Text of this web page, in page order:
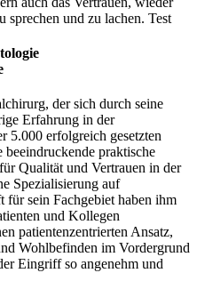
sprechen und zu lachen. Test
der sich durch seine
Erfahrung in der
5.000 erfolgreich gesetzten
praktische
Qualität und Vertrauen in der
Spezialisierung auf
sein Fachgebiet haben ihm
und Kollegen
patientenzentrierten Ansatz,
Wohlbefinden im Vordergrund
Eingriff so angenehm und